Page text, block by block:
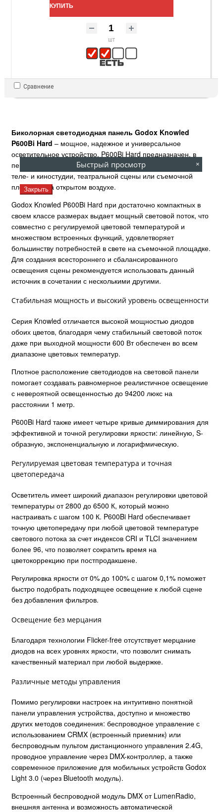
КУПИТЬ
шт
Сравнение
Биколорная светодиодная панель Godox Knowled
P600Bi Hard – мощное, надежное и универсальное
осветительное устройство. P600Bi Hard предназначен, в
первую очередь, для освещения обширных пространств:
теле- и киностудии, театральной сцены или съемочной
площадки на открытом воздухе.
Godox Knowled P600Bi Hard при достаточно компактных в
своем классе размерах выдает мощный световой поток, что
совместно с регулируемой цветовой температурой и
множеством встроенных функций, удовлетворяет
большинству потребностей в свете на съемочной площадке.
Для создания всестороннего и сбалансированного
освещения сцены рекомендуется использовать данный
источник в сочетании с несколькими другими.
Стабильная мощность и высокий уровень освещенности
Серия Knowled отличается высокой мощностью диодов
обоих цветов, благодаря чему стабильный световой поток
даже при выходной мощности 600 Вт обеспечен во всем
диапазоне цветовых температур.
Плотное расположение светодиодов на световой панели
помогает создавать равномерное реалистичное освещение
с невероятной освещенностью до 94200 люкс на
расстоянии 1 метр.
P600Bi Hard также имеет четыре кривые диммирования для
эффективной и точной регулировки яркости: линейную, S-
образную, экспоненциальную и логарифмическую.
Регулируемая цветовая температура и точная
цветопередача
Осветитель имеет широкий диапазон регулировки цветовой
температуры от 2800 до 6500 К, который можно
настраивать с шагом 100 К. P600Bi Hard обеспечивает
точную цветопередачу при любой цветовой температуре
светового потока за счет индексов CRI и TLCI значением
более 96, что позволяет сократить время на
цветокоррекцию при постпродакшене.
Регулировка яркости от 0% до 100% с шагом 0,1% поможет
быстро подобрать подходящее освещение к любой сцене
без добавления фильтров.
Освещение без мерцания
Благодаря технологии Flicker-free отсутствует мерцание
диодов на всех уровнях яркости, что позволит снимать
качественный материал при любой выдержке.
Различные методы управления
Помимо регулировки настроек на интуитивно понятной
панели управления устройства, доступно и множество
других методов соединения: беспроводное управление с
использованием CRMX (встроенный приемник) или
беспроводным пультом дистанционного управления 2.4G,
проводное управление через DMX-контроллер, а также
современное приложение для мобильных устройств Godox
Light 3.0 (через Bluetooth модуль).
Встроенный беспроводной модуль DMX от LumenRadio,
внешняя антенна и возможность автоматической
Быстрый просмотр ×
Закрыть